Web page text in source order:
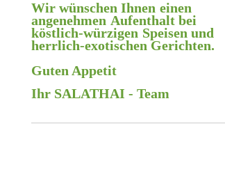
Wir wünschen Ihnen einen
angenehmen Aufenthalt bei
köstlich-würzigen Speisen und
herrlich-exotischen Gerichten.
Guten Appetit
Ihr SALATHAI - Team